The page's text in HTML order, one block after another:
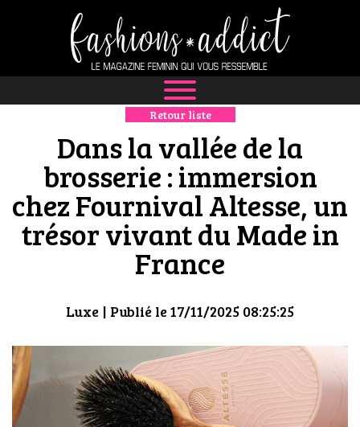
NEWS
MODE
LUXE
DÉFILÉS
CULTURE
HIGH TECH
MAISON
Retour liste
Dans la vallée de la
brosserie : immersion
chez Fournival Altesse, un
trésor vivant du Made in
France
Luxe | Publié le 17/11/2025 08:25:25